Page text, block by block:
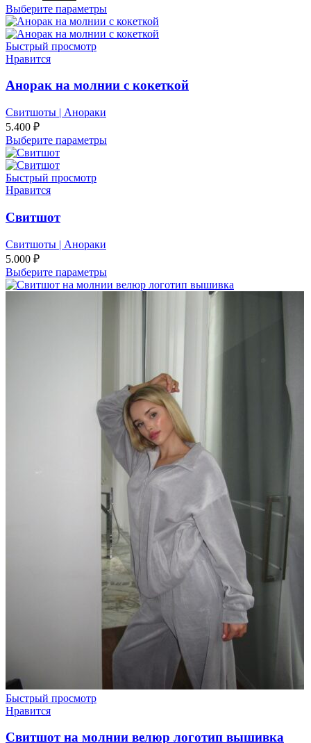
цена
составляла
5.000 ₽.
цена:
3.500 ₽.
Выберите параметры
Быстрый просмотр
Нравится
Анорак на молнии с кокеткой
Свитшоты | Анораки
5.400 ₽
Выберите параметры
Быстрый просмотр
Нравится
Свитшот
Свитшоты | Анораки
5.000 ₽
Выберите параметры
Быстрый просмотр
Нравится
Свитшот на молнии велюр логотип вышивка